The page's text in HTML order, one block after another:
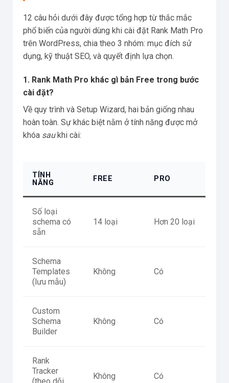
12 câu hỏi dưới đây được tổng hợp từ thắc mắc
phổ biến của người dùng khi cài đặt Rank Math Pro
trên WordPress, chia theo 3 nhóm: mục đích sử
dụng, kỹ thuật SEO, và quyết định lựa chọn.
1. Rank Math Pro khác gì bản Free trong bước
cài đặt?
Về quy trình và Setup Wizard, hai bản giống nhau
hoàn toàn. Sự khác biệt nằm ở tính năng được mở
khóa saukhi cài:
TÍNH
NĂNG
FREE PRO
Số loại
schema có
sẵn
14 loại Hơn 20 loại
Schema
Templates
(lưu mẫu)
Không Có
Custom
Schema
Builder
Không Có
Rank
Tracker
Không Có